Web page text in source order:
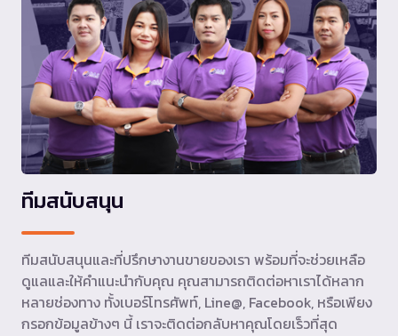
ทีมสนับสนุน
ทีมสนับสนุนและที่ปรึกษางานขายของเรา พร้อมที่จะช่วยเหลือ
ดูแลและให้คำแนะนำกับคุณ คุณสามารถติดต่อหาเราได้หลาก
หลายช่องทาง ทั้งเบอร์โทรศัพท์, Line@, Facebook, หรือเพียง
กรอกข้อมูลข้างๆ นี้ เราจะติดต่อกลับหาคุณโดยเร็วที่สุด